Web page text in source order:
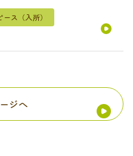
ス（入所）
ジへ